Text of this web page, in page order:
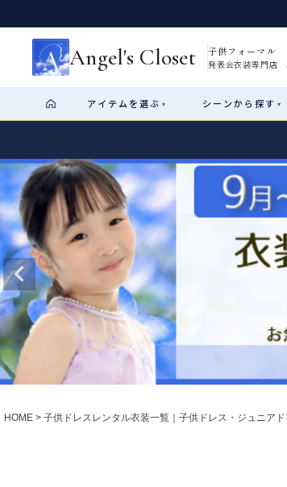
Angel's Closet 子供フォーマル
発表会衣装専門店
アイテム を選ぶ ▾ シーンから探す ▾
Rental レンタル
女の子ドレス
小物・
アウター レディース
Recital & Concours
Start はじめに
01 ショップガイド（総合案内）
レンタル・販売の入口
02 サイズの選び方
測り方と目安
Angel's Closetについて
創業2003年からの想い
HOME 子供ドレスレンタル衣装一覧｜子供ドレス・ジュニア